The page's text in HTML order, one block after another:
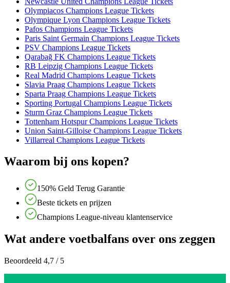
Olympiacos Champions League Tickets
Olympique Lyon Champions League Tickets
Pafos Champions League Tickets
Paris Saint Germain Champions League Tickets
PSV Champions League Tickets
Qarabağ FK Champions League Tickets
RB Leipzig Champions League Tickets
Real Madrid Champions League Tickets
Slavia Praag Champions League Tickets
Sparta Praag Champions League Tickets
Sporting Portugal Champions League Tickets
Sturm Graz Champions League Tickets
Tottenham Hotspur Champions League Tickets
Union Saint-Gilloise Champions League Tickets
Villarreal Champions League Tickets
Waarom bij ons kopen?
150% Geld Terug Garantie
Beste tickets en prijzen
Champions League-niveau klantenservice
Wat andere voetbalfans over ons zeggen
Beoordeeld 4,7 / 5